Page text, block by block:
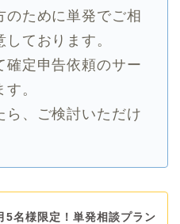
ために単発でご相
ております。
確定申告依頼のサー
。
ら、ご検討いただけ
5名様限定！単発相談プラン